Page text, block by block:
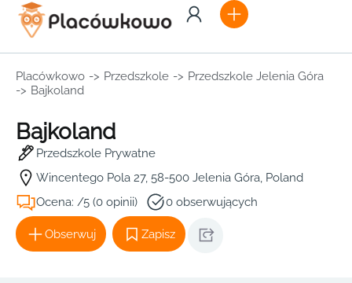
Placówkowo -> Przedszkole -> Przedszkole Jelenia Góra
-> Bajkoland
Bajkoland
Przedszkole Prywatne
Wincentego Pola 27, 58-500 Jelenia Góra, Poland
Ocena: /5 (0 opinii)
0 obserwujących
Obserwuj Zapisz